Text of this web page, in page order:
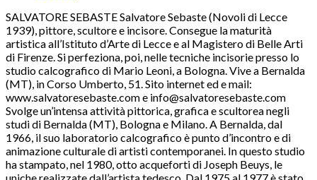
SALVATORE SEBASTE Salvatore Sebaste (Novoli di Lecce
1939), pittore, scultore e incisore. Consegue la maturità
artistica all’Istituto d’Arte di Lecce e al Magistero di Belle Arti
di Firenze. Si perfeziona, poi, nelle tecniche incisorie presso lo
studio calcografico di Mario Leoni, a Bologna. Vive a Bernalda
(MT), in Corso Umberto, 51. Sito internet ed e mail:
www.salvatoresebaste.com e info@salvatoresebaste.com
Svolge un’intensa attività pittorica, grafica e scultorea negli
studi di Bernalda (MT), Bologna e Milano. A Bernalda, dal
1966, il suo laboratorio calcografico è punto d’incontro e di
animazione culturale di artisti contemporanei. In questo studio
ha stampato, nel 1980, otto acqueforti di Joseph Beuys, le